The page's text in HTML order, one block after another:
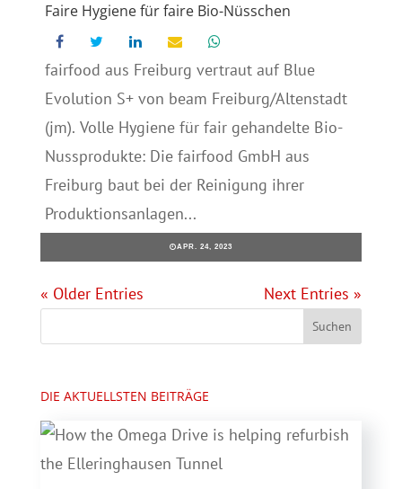
Faire Hygiene für faire Bio-Nüsschen
fairfood aus Freiburg vertraut auf Blue
Evolution S+ von beam Freiburg/Altenstadt
(jm). Volle Hygiene für fair gehandelte Bio-
Nussprodukte: Die fairfood GmbH aus
Freiburg baut bei der Reinigung ihrer
Produktionsanlagen...
APR. 24, 2023
« Older Entries Next Entries »
DIE AKTUELLSTEN BEITRÄGE